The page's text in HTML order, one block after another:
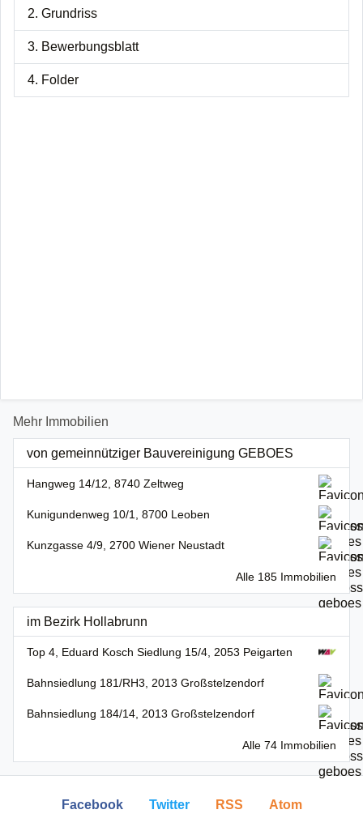
2. Grundriss
3. Bewerbungsblatt
4. Folder
Mehr Immobilien
von gemeinnütziger Bauvereinigung GEBOES
Hangweg 14/12, 8740 Zeltweg
Kunigundenweg 10/1, 8700 Leoben
Kunzgasse 4/9, 2700 Wiener Neustadt
Alle 185 Immobilien
im Bezirk Hollabrunn
Top 4, Eduard Kosch Siedlung 15/4, 2053 Peigarten
Bahnsiedlung 181/RH3, 2013 Großstelzendorf
Bahnsiedlung 184/14, 2013 Großstelzendorf
Alle 74 Immobilien
Facebook Twitter RSS Atom